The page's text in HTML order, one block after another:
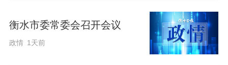
衡水市委常委会召开会议
政情 1天前